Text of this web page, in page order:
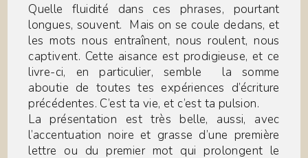
Quelle fluidité dans ces phrases, pourtant
longues, souvent. Mais on se coule dedans, et
les mots nous entraînent, nous roulent, nous
captivent. Cette aisance est prodigieuse, et ce
livre-ci, en particulier, semble la somme
aboutie de toutes tes expériences d’écriture
précédentes. C’est ta vie, et c’est ta pulsion.
La présentation est très belle, aussi, avec
l’accentuation noire et grasse d’une première
lettre ou du premier mot qui prolongent le